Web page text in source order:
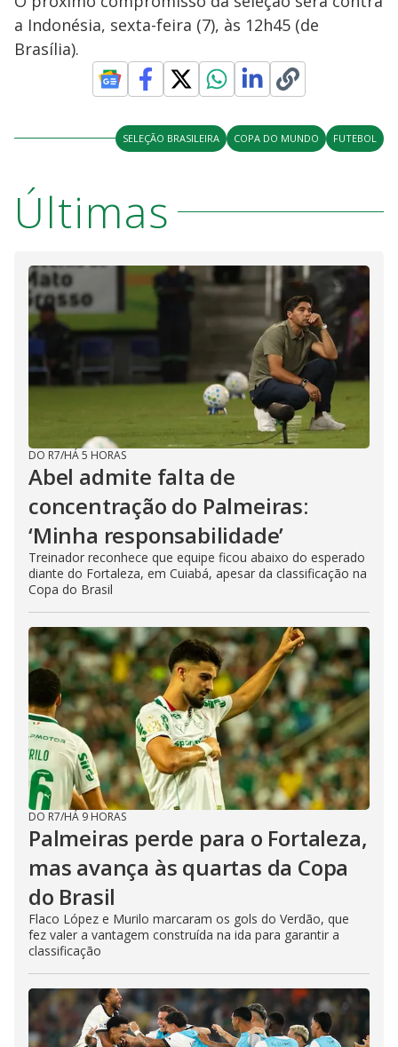
a Indonésia, sexta-feira (7), às 12h45 (de
Brasília).
SELEÇÃO BRASILEIRA COPA DO MUNDO FUTEBOL
Últimas
DO R7/HÁ 5 HORAS
Abel admite falta de
concentração do Palmeiras:
‘Minha responsabilidade’
Treinador reconhece que equipe ficou abaixo do esperado
diante do Fortaleza, em Cuiabá, apesar da classificação na
Copa do Brasil
DO R7/HÁ 9 HORAS
Palmeiras perde para o Fortaleza,
mas avança às quartas da Copa
do Brasil
Flaco López e Murilo marcaram os gols do Verdão, que
fez valer a vantagem construída na ida para garantir a
classificação